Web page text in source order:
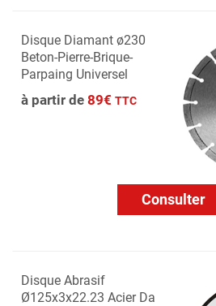
Disque Diamant ø230
Beton-Pierre-Brique-
Parpaing Universel
à partir de 89€ TTC
Consulter
Disque Abrasif
Ø125x3x22.23 Acier Da